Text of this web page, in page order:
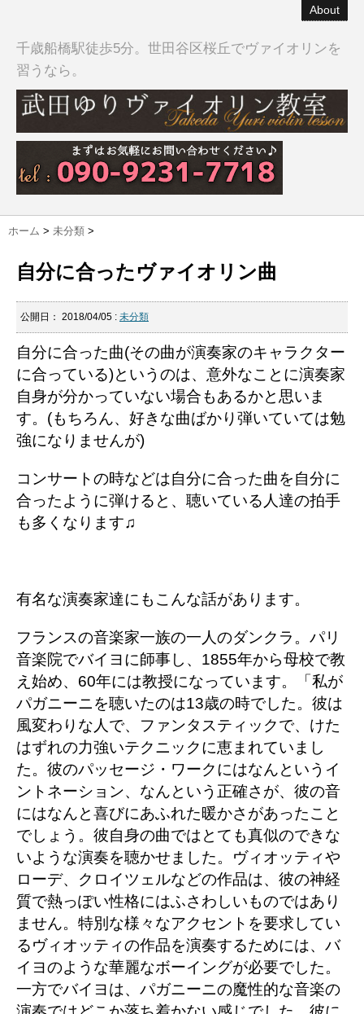
About
千歳船橋駅徒歩5分。世田谷区桜丘でヴァイオリンを
習うなら。
ホーム > 未分類 >
自分に合ったヴァイオリン曲
公開日： 2018/04/05 : 未分類
自分に合った曲(その曲が演奏家のキャラクター
に合っている)というのは、意外なことに演奏家
自身が分かっていない場合もあるかと思いま
す。(もちろん、好きな曲ばかり弾いていては勉
強になりませんが)
コンサートの時などは自分に合った曲を自分に
合ったように弾けると、聴いている人達の拍手
も多くなります♫
有名な演奏家達にもこんな話があります。
フランスの音楽家一族の一人のダンクラ。パリ
音楽院でバイヨに師事し、1855年から母校で教
え始め、60年には教授になっています。「私が
パガニーニを聴いたのは13歳の時でした。彼は
風変わりな人で、ファンタスティックで、けた
はずれの力強いテクニックに恵まれていまし
た。彼のパッセージ・ワークにはなんというイ
ントネーション、なんという正確さが、彼の音
にはなんと喜びにあふれた暖かさがあったこと
でしょう。彼自身の曲ではとても真似のできな
いような演奏を聴かせました。ヴィオッティや
ローデ、クロイツェルなどの作品は、彼の神経
質で熱っぽい性格にはふさわしいものではあり
ません。特別な様々なアクセントを要求してい
るヴィオッティの作品を演奏するためには、バ
イヨのような華麗なボーイングが必要でした。
一方でバイヨは、パガニーニの魔性的な音楽の